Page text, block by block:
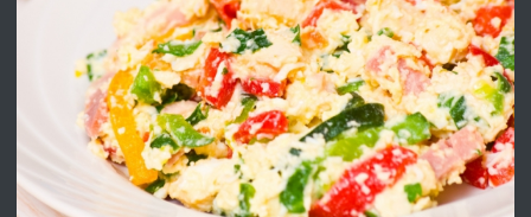
Работа за общи работници
преди 1 година
ПРЕДЛАГА
Първи поход "По стъпките на Ангел